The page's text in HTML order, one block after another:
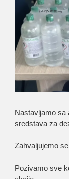
Nastavljamo sa
sredstava za
Zahvaljujemo
Pozivamo sve